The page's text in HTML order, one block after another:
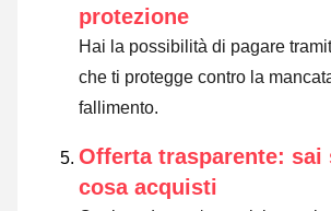
protezione
Hai la possibilità di pagare
che ti protegge contro la
fallimento.
Offerta trasparente: sai
cosa acquisti